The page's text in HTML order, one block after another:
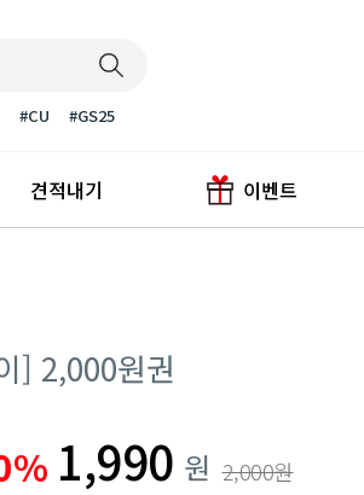
#CU #GS25
견적내기 이벤트
] 2,000원권
판매가
1,990 원 2,000원